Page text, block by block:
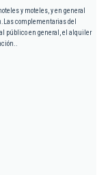
y moteles, y en general
complementarias del
público en general, el alquiler